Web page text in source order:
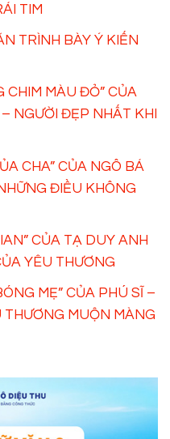
TIM
TRÌNH BÀY Ý KIẾN
CHIM MÀU ĐỎ” CỦA
NGƯỜI ĐẸP NHẤT KHI
CHA” CỦA NGÔ BÁ
ĐIỀU KHÔNG
CỦA TẠ DUY ANH
YÊU THƯƠNG
MẸ” CỦA PHÚ SĨ –
THƯƠNG MUỘN MÀNG